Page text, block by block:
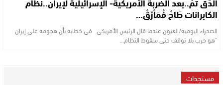
الكابرانات طَاحْ فْمَاْزَقْ…
الصحراء اليومية/العيون عندما قال الرئيس الأمريكي في خطابه بأن هجومه على إيران
“هو حرب بلا توقف حتى سقوط النظام…
مستجدات